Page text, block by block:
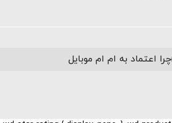
چرا اعتماد به ام ام موبایل